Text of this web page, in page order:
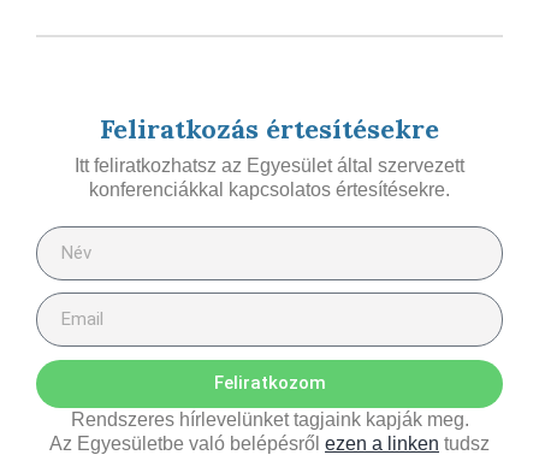
Feliratkozás értesítésekre
Itt feliratkozhatsz az Egyesület által szervezett
konferenciákkal kapcsolatos értesítésekre.
Feliratkozom
Rendszeres hírlevelünket tagjaink kapják meg.
Az Egyesületbe való belépésről ezen a linken tudsz